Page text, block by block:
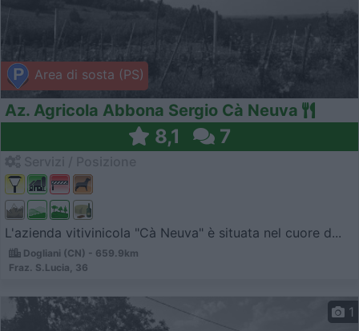
Area di sosta (PS)
Az. Agricola Abbona Sergio Cà Neuva
8,1 7
L'azienda vitivinicola "Cà Neuva" è situata nel cuore d...
Dogliani (CN) - 659.9km
Fraz. S.Lucia, 36
1